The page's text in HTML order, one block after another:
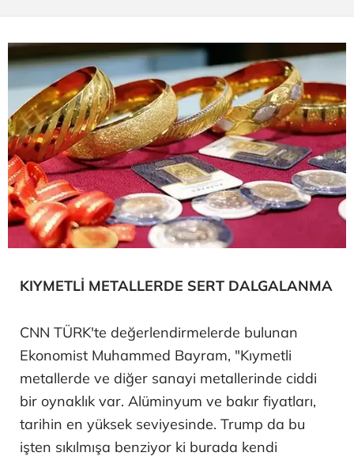
KIYMETLİ METALLERDE SERT DALGALANMA
CNN TÜRK'te değerlendirmelerde bulunan
Ekonomist Muhammed Bayram, "Kıymetli
metallerde ve diğer sanayi metallerinde ciddi
bir oynaklık var. Alüminyum ve bakır fiyatları,
tarihin en yüksek seviyesinde. Trump da bu
işten sıkılmışa benziyor ki burada kendi